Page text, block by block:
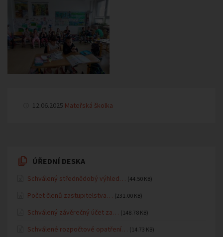
12.06.2025 Mateřská školka
ÚŘEDNÍ DESKA
Schválený střednědobý výhled… (44.50 KB)
Počet členů zastupitelstva… (231.00 KB)
Schválený závěrečný účet za… (148.78 KB)
Schválené rozpočtové opatření… (14.73 KB)